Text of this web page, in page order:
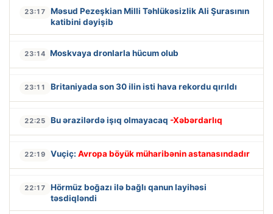
23:17
Məsud Pezeşkian Milli Təhlükəsizlik Ali Şurasının
katibini dəyişib
23:14 Moskvaya dronlarla hücum olub
23:11 Britaniyada son 30 ilin isti hava rekordu qırıldı
22:25 Bu ərazilərdə işıq olmayacaq -Xəbərdarlıq
22:19 Vuçiç: Avropa böyük müharibənin astanasındadır
22:17
Hörmüz boğazı ilə bağlı qanun layihəsi
təsdiqləndi